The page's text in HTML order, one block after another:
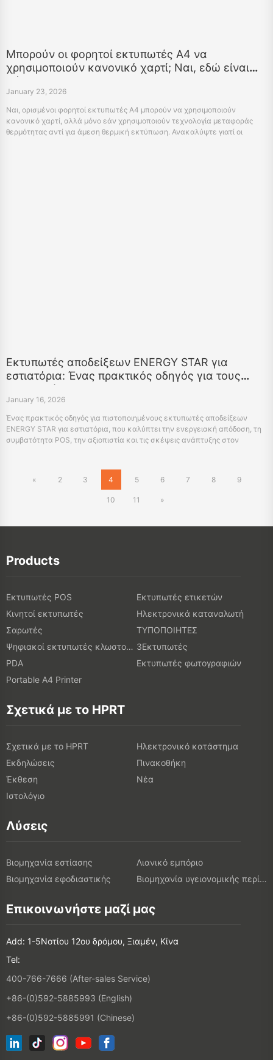
Μπορούν οι φορητοί εκτυπωτές A4 να
χρησιμοποιούν κανονικό χαρτί; Ναι, εδώ είναι
πώς
January 23, 2026
Ναι, ορισμένοι φορητοί εκτυπωτές A4 μπορούν να χρησιμοποιούν
κανονικό χαρτί, αλλά μόνο εάν χρησιμοποιούν τεχνολογία μεταφοράς
θερμότητας αντί για άμεση θερμική εκτύπωση. Ανακαλύψτε γιατί οι
Εκτυπωτές αποδείξεων ENERGY STAR για
εστιατόρια: Ένας πρακτικός οδηγός για τους
αγοραστές
January 16, 2026
Ένας πρακτικός οδηγός για πιστοποιημένους εκτυπωτές αποδείξεων
ENERGY STAR για εστιατόρια, που καλύπτει την ενεργειακή απόδοση, τη
συμβατότητα POS, την αξιοπιστία και τις σκέψεις ανάπτυξης στον
« 2 3 4 5 6 7 8 9
10 11 »
Products
Εκτυπωτές POS
Εκτυπωτές ετικετών
Κινητοί εκτυπωτές
Ηλεκτρονικά καταναλωτή
Σαρωτές
ΤΥΠΟΠΟΙΗΤΕΣ
Ψηφιακοί εκτυπωτές κλωστοϋφαντουργικών προϊόντων 3Εκτυπωτές
PDA
Εκτυπωτές φωτογραφιών
Portable A4 Printer
Σχετικά με το HPRT
Σχετικά με το HPRT
Ηλεκτρονικό κατάστημα
Εκδηλώσεις
Πινακοθήκη
Έκθεση
Νέα
Ιστολόγιο
Λύσεις
Βιομηχανία εστίασης
Λιανικό εμπόριο
Βιομηχανία εφοδιαστικής
Βιομηχανία υγειονομικής περίθαλψης
Επικοινωνήστε μαζί μας
Add: 1-5Νοτίου 12ου δρόμου, Ξιαμέν, Κίνα
Tel:
400-766-7666 (After-sales Service)
+86-(0)592-5885993 (English)
+86-(0)592-5885991 (Chinese)